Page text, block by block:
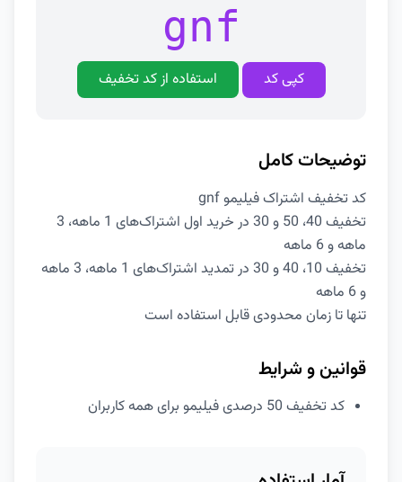
gnf
کپی کد استفاده از کد تخفیف
توضیحات کامل
کد تخفیف اشتراک فیلیمو gnf
تخفیف 40، 50 و 30 در خرید اول اشتراک‌های 1 ماهه، 3
ماهه و 6 ماهه
تخفیف 10، 40 و 30 در تمدید اشتراک‌های 1 ماهه، 3 ماهه
و 6 ماهه
تنها تا زمان محدودی قابل استفاده است
قوانین و شرایط
کد تخفیف 50 درصدی فیلیمو برای همه کاربران